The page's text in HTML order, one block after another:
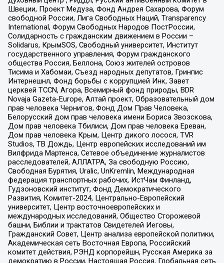
Швеции, Проект Медуза, Фонд Андрея Сахарова, Форум
свободной России, Лига Свободных Наций, Transparеncy
International, Форум Свободных Народов ПостРоссии,
Солидарность с гражданским движением в России –
Solidarus, КрымSOS, Свободный университет, Институт
государственного управления, Форум гражданского
общества Россия, Беллона, Союз жителей островов
Тисима и Хабомаи, Съезд народных депутатов, Гринпис
Интернешнл, Фонд борьбы с коррупцией Инк, Завет
церквей TCCN, Агора, Всемирный фонд природы, BDR
Novaja Gazeta-Europe, Алтай проект, Образовательный дом
прав человека Чернигов, Фонд Дом Прав Человека,
Белорусский дом прав человека имени Бориса Звозскова,
Дом прав человека Тбилиси, Дом прав человека Ереван,
Дом прав человека Крым, Центр дикого лосося, TVR
Studios, ТВ Дождь, Центр европейских исследований им
Вилфрида Мартенса, Сетевое объединение журналистов
расследователей, АЛЛАТРА, За свободную Россию,
Свободная Бурятия, Uralic, UnKremlin, Международная
федерация транспортных рабочих, ИстЧам Финланд,
Гудзоновский институт, Фонд Демократического
Развития, Комитет-2024, Центрально-Европейский
университет, Центр восточноевропейских и
международных исследований, Общество Сторожевой
башни, Библии и трактатов Свидетелей Иеговы,
Гражданский Совет, Центр анализа европейской политики,
Академическая сеть Восточная Европа, Российский
комитет действия, РЭНД корпорейшн, Русская Америка за
демократию в России, Настоящая Россия, Глобальная сеть